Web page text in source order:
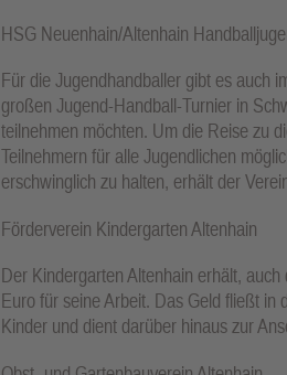
HSG Neuenhain/Altenhain
Für die Jugendhandballer gibt es auch
großen Jugend-Handball-Turnier in
teilnehmen möchten. Um die Reise zu
Teilnehmern für alle Jugendlichen
erschwinglich zu halten, erhält der
Förderverein Kindergarten Altenhain
Der Kindergarten Altenhain erhält,
Euro für seine Arbeit. Das Geld fließt in
Kinder und dient darüber hinaus zur